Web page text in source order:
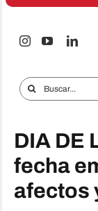
Saltar
Audio & TV
iTECNO
Celulares
Buscar:
DIA DE
fecha
afectos